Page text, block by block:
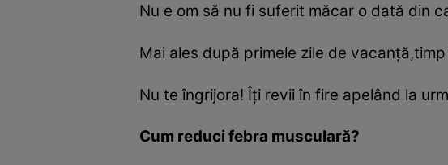
Nu e om să nu fi suferit măcar o dată din
Mai ales după primele zile de
Nu te îngrijora! Îţi revii în fire apelând la
Cum reduci febra musculară?